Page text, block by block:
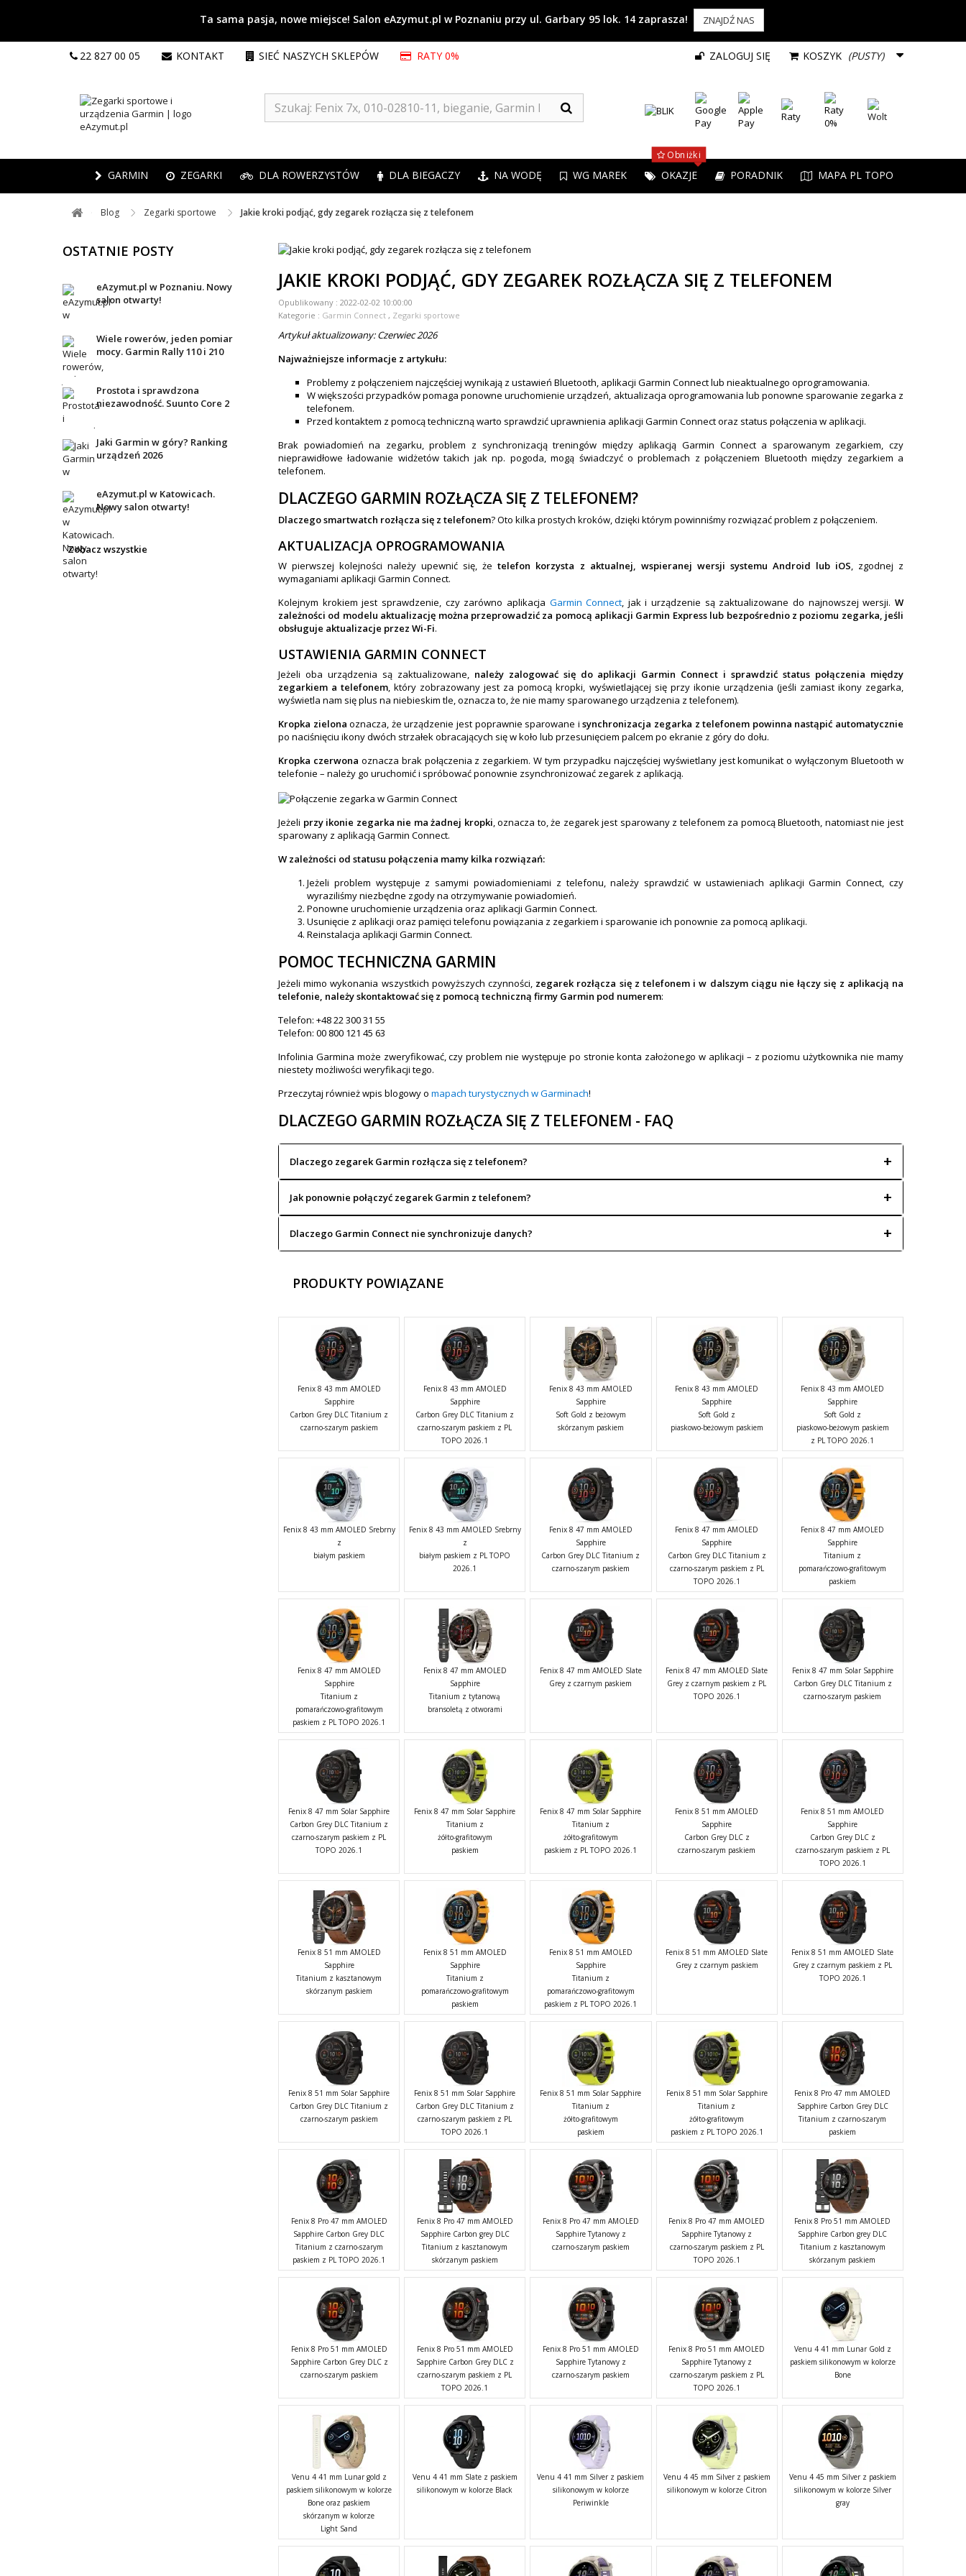
Ta sama pasja, nowe miejsce! Salon eAzymut.pl w Poznaniu przy ul. Garbary 95 lok. 14 zaprasza! ZNAJDŹ NAS
KOSZYK (PUSTY)
ZALOGUJ SIĘ
22 827 00 05 KONTAKT SIEĆ NASZYCH SKLEPÓW RATY 0%
GARMIN ZEGARKI DLA ROWERZYSTÓW DLA BIEGACZY NA WODĘ WG MAREK OKAZJE
Obniżki
PORADNIK MAPA PL TOPO
Blog ​ Zegarki sportowe ​ Jakie kroki podjąć, gdy zegarek rozłącza się z telefonem
OSTATNIE POSTY
eAzymut.pl w Poznaniu. Nowy
salon otwarty!
Wiele rowerów, jeden pomiar
mocy. Garmin Rally 110 i 210
Prostota i sprawdzona
niezawodność. Suunto Core 2
Jaki Garmin w góry? Ranking
urządzeń 2026
eAzymut.pl w Katowicach.
Nowy salon otwarty!
Zobacz wszystkie
JAKIE KROKI PODJĄĆ, GDY ZEGAREK ROZŁĄCZA SIĘ Z TELEFONEM
Opublikowany : 2022-02-02 10:00:00
Kategorie : Garmin Connect , Zegarki sportowe
Artykuł aktualizowany: Czerwiec 2026
Najważniejsze informacje z artykułu:
Problemy z połączeniem najczęściej wynikają z ustawień Bluetooth, aplikacji Garmin Connect lub nieaktualnego oprogramowania.
W większości przypadków pomaga ponowne uruchomienie urządzeń, aktualizacja oprogramowania lub ponowne sparowanie zegarka z
telefonem.
Przed kontaktem z pomocą techniczną warto sprawdzić uprawnienia aplikacji Garmin Connect oraz status połączenia w aplikacji.
Brak powiadomień na zegarku, problem z synchronizacją treningów między aplikacją Garmin Connect a sparowanym zegarkiem, czy
nieprawidłowe ładowanie widżetów takich jak np. pogoda, mogą świadczyć o problemach z połączeniem Bluetooth między zegarkiem a
telefonem.
DLACZEGO GARMIN ROZŁĄCZA SIĘ Z TELEFONEM?
Dlaczego smartwatch rozłącza się z telefonem?Oto kilka prostych kroków, dzięki którym powinniśmy rozwiązać problem z połączeniem.
AKTUALIZACJA OPROGRAMOWANIA
W pierwszej kolejności należy upewnić się, żetelefon korzysta z aktualnej, wspieranej wersji systemu Android lub iOS, zgodnej z
wymaganiami aplikacji Garmin Connect.
Kolejnym krokiem jest sprawdzenie, czy zarówno aplikacja Garmin Connect, jak i urządzenie są zaktualizowane do najnowszej wersji.W
zależności od modelu aktualizację można przeprowadzić za pomocą aplikacji Garmin Express lub bezpośrednio z poziomu zegarka, jeśli
obsługuje aktualizacje przez Wi-Fi.
USTAWIENIA GARMIN CONNECT
Jeżeli oba urządzenia są zaktualizowane, należy zalogować się do aplikacji Garmin Connect i sprawdzić status połączenia między
zegarkiem a telefonem, który zobrazowany jest za pomocą kropki, wyświetlającej się przy ikonie urządzenia (jeśli zamiast ikony zegarka,
wyświetla nam się plus na niebieskim tle, oznacza to, że nie mamy sparowanego urządzenia z telefonem).
Kropka zielona oznacza, że urządzenie jest poprawnie sparowane isynchronizacja zegarka z telefonem powinna nastąpić automatycznie
po naciśnięciu ikony dwóch strzałek obracających się w koło lub przesunięciem palcem po ekranie z góry do dołu.
Kropka czerwona oznacza brak połączenia z zegarkiem. W tym przypadku najczęściej wyświetlany jest komunikat o wyłączonym Bluetooth w
telefonie – należy go uruchomić i spróbować ponownie zsynchronizować zegarek z aplikacją.
Jeżeli przy ikonie zegarka nie ma żadnej kropki , oznacza to, że zegarek jest sparowany z telefonem za pomocą Bluetooth, natomiast nie jest
sparowany z aplikacją Garmin Connect.
W zależności od statusu połączenia mamy kilka rozwiązań:
Jeżeli problem występuje z samymi powiadomieniami z telefonu, należy sprawdzić w ustawieniach aplikacji Garmin Connect, czy
wyraziliśmy niezbędne zgody na otrzymywanie powiadomień.
Ponowne uruchomienie urządzenia oraz aplikacji Garmin Connect.
Usunięcie z aplikacji oraz pamięci telefonu powiązania z zegarkiem i sparowanie ich ponownie za pomocą aplikacji.
Reinstalacja aplikacji Garmin Connect.
POMOC TECHNICZNA GARMIN
Jeżeli mimo wykonania wszystkich powyższych czynności, zegarek rozłącza się z telefonem i w dalszym ciągu nie łączy się z aplikacją na
telefonie, należy skontaktować się z pomocą techniczną firmy Garmin pod numerem:
Telefon: +48 22 300 31 55
Telefon: 00 800 121 45 63
Infolinia Garmina może zweryfikować, czy problem nie występuje po stronie konta założonego w aplikacji – z poziomu użytkownika nie mamy
niestety możliwości weryfikacji tego.
Przeczytaj również wpis blogowy o mapach turystycznych w Garminach!
DLACZEGO GARMIN ROZŁĄCZA SIĘ Z TELEFONEM - FAQ
Dlaczego zegarek Garmin rozłącza się z telefonem?
Jak ponownie połączyć zegarek Garmin z telefonem?
Dlaczego Garmin Connect nie synchronizuje danych?
PRODUKTY POWIĄZANE
Fenix 8 43 mm AMOLED
Sapphire
Carbon Grey DLC Titanium z
czarno-szarym paskiem
Fenix 8 43 mm AMOLED
Sapphire
Carbon Grey DLC Titanium z
czarno-szarym paskiem z PL
TOPO 2026.1
Fenix 8 43 mm AMOLED
Sapphire
Soft Gold z beżowym
skórzanym paskiem
Fenix 8 43 mm AMOLED
Sapphire
Soft Gold z
piaskowo-beżowym paskiem
Fenix 8 43 mm AMOLED
Sapphire
Soft Gold z
piaskowo-beżowym paskiem
z PL TOPO 2026.1
Fenix 8 43 mm AMOLED Srebrny
z
białym paskiem
Fenix 8 43 mm AMOLED Srebrny
z
białym paskiem z PL TOPO
2026.1
Fenix 8 47 mm AMOLED
Sapphire
Carbon Grey DLC Titanium z
czarno-szarym paskiem
Fenix 8 47 mm AMOLED
Sapphire
Carbon Grey DLC Titanium z
czarno-szarym paskiem z PL
TOPO 2026.1
Fenix 8 47 mm AMOLED
Sapphire
Titanium z
pomarańczowo-grafitowym
paskiem
Fenix 8 47 mm AMOLED
Sapphire
Titanium z
pomarańczowo-grafitowym
paskiem z PL TOPO 2026.1
Fenix 8 47 mm AMOLED
Sapphire
Titanium z tytanową
bransoletą z otworami
Fenix 8 47 mm AMOLED Slate
Grey z czarnym paskiem
Fenix 8 47 mm AMOLED Slate
Grey z czarnym paskiem z PL
TOPO 2026.1
Fenix 8 47 mm Solar Sapphire
Carbon Grey DLC Titanium z
czarno-szarym paskiem
Fenix 8 47 mm Solar Sapphire
Carbon Grey DLC Titanium z
czarno-szarym paskiem z PL
TOPO 2026.1
Fenix 8 47 mm Solar Sapphire
Titanium z
żółto-grafitowym
paskiem
Fenix 8 47 mm Solar Sapphire
Titanium z
żółto-grafitowym
paskiem z PL TOPO 2026.1
Fenix 8 51 mm AMOLED
Sapphire
Carbon Grey DLC z
czarno-szarym paskiem
Fenix 8 51 mm AMOLED
Sapphire
Carbon Grey DLC z
czarno-szarym paskiem z PL
TOPO 2026.1
Fenix 8 51 mm AMOLED
Sapphire
Titanium z kasztanowym
skórzanym paskiem
Fenix 8 51 mm AMOLED
Sapphire
Titanium z
pomarańczowo-grafitowym
paskiem
Fenix 8 51 mm AMOLED
Sapphire
Titanium z
pomarańczowo-grafitowym
paskiem z PL TOPO 2026.1
Fenix 8 51 mm AMOLED Slate
Grey z czarnym paskiem
Fenix 8 51 mm AMOLED Slate
Grey z czarnym paskiem z PL
TOPO 2026.1
Fenix 8 51 mm Solar Sapphire
Carbon Grey DLC Titanium z
czarno-szarym paskiem
Fenix 8 51 mm Solar Sapphire
Carbon Grey DLC Titanium z
czarno-szarym paskiem z PL
TOPO 2026.1
Fenix 8 51 mm Solar Sapphire
Titanium z
żółto-grafitowym
paskiem
Fenix 8 51 mm Solar Sapphire
Titanium z
żółto-grafitowym
paskiem z PL TOPO 2026.1
Fenix 8 Pro 47 mm AMOLED
Sapphire Carbon Grey DLC
Titanium z czarno-szarym
paskiem
Fenix 8 Pro 47 mm AMOLED
Sapphire Carbon Grey DLC
Titanium z czarno-szarym
paskiem z PL TOPO 2026.1
Fenix 8 Pro 47 mm AMOLED
Sapphire Carbon grey DLC
Titanium z kasztanowym
skórzanym paskiem
Fenix 8 Pro 47 mm AMOLED
Sapphire Tytanowy z
czarno-szarym paskiem
Fenix 8 Pro 47 mm AMOLED
Sapphire Tytanowy z
czarno-szarym paskiem z PL
TOPO 2026.1
Fenix 8 Pro 51 mm AMOLED
Sapphire Carbon grey DLC
Titanium z kasztanowym
skórzanym paskiem
Fenix 8 Pro 51 mm AMOLED
Sapphire Carbon Grey DLC z
czarno-szarym paskiem
Fenix 8 Pro 51 mm AMOLED
Sapphire Carbon Grey DLC z
czarno-szarym paskiem z PL
TOPO 2026.1
Fenix 8 Pro 51 mm AMOLED
Sapphire Tytanowy z
czarno-szarym paskiem
Fenix 8 Pro 51 mm AMOLED
Sapphire Tytanowy z
czarno-szarym paskiem z PL
TOPO 2026.1
Venu 4 41 mm Lunar Gold z
paskiem silikonowym w kolorze
Bone
Venu 4 41 mm Lunar gold z
paskiem silikonowym w kolorze
Bone oraz paskiem
skórzanym w kolorze
Light Sand
Venu 4 41 mm Slate z paskiem
silikonowym w kolorze Black
Venu 4 41 mm Silver z paskiem
silikonowym w kolorze
Periwinkle
Venu 4 45 mm Silver z paskiem
silikonowym w kolorze Citron
Venu 4 45 mm Silver z paskiem
silikonowym w kolorze Silver
gray